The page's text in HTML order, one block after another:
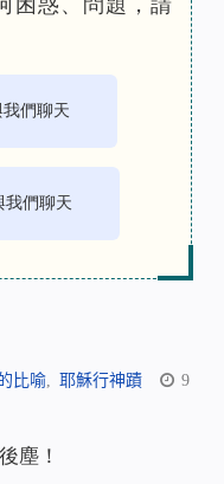
們聊天
們聊天
比喻 耶穌行神蹟
9
塵！